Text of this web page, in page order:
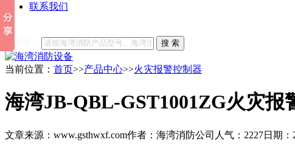
联系我们
他们都在搜索:
搜 索
当前位置： 首页>>产品中心>>火灾报警控制器
海湾JB-QBL-GST1001ZG火灾报
文章来源：www.gsthwxf.com作者：海湾消防公司 人气：2227日期：